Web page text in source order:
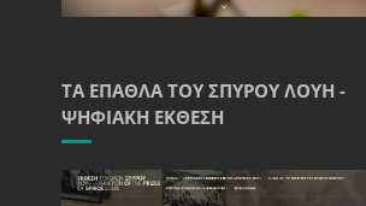
ΤΑ ΈΠΑΘΛΑ ΤΟΥ ΣΠΎΡΟΥ ΛΟΎΗ -
ΨΗΦΙΑΚΉ ΈΚΘΕΣΗ